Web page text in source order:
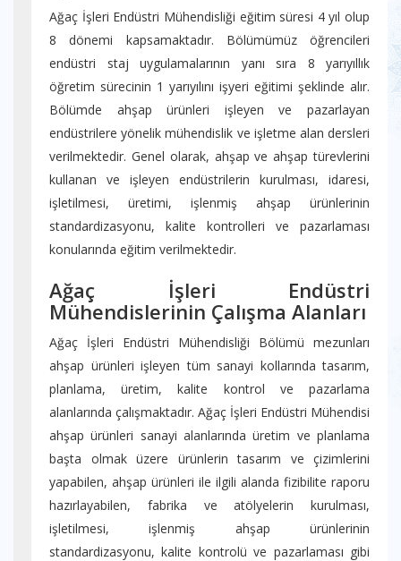
Ağaç İşleri Endüstri Mühendisliği eğitim süresi 4 yıl olup
8 dönemi kapsamaktadır. Bölümümüz öğrencileri
endüstri staj uygulamalarının yanı sıra 8 yarıyıllık
öğretim sürecinin 1 yarıyılını işyeri eğitimi şeklinde alır.
Bölümde ahşap ürünleri işleyen ve pazarlayan
endüstrilere yönelik mühendislik ve işletme alan dersleri
verilmektedir. Genel olarak, ahşap ve ahşap türevlerini
kullanan ve işleyen endüstrilerin kurulması, idaresi,
işletilmesi, üretimi, işlenmiş ahşap ürünlerinin
standardizasyonu, kalite kontrolleri ve pazarlaması
konularında eğitim verilmektedir.
Ağaç İşleri Endüstri
Mühendislerinin Çalışma Alanları
Ağaç İşleri Endüstri Mühendisliği Bölümü mezunları
ahşap ürünleri işleyen tüm sanayi kollarında tasarım,
planlama, üretim, kalite kontrol ve pazarlama
alanlarında çalışmaktadır. Ağaç İşleri Endüstri Mühendisi
ahşap ürünleri sanayi alanlarında üretim ve planlama
başta olmak üzere ürünlerin tasarım ve çizimlerini
yapabilen, ahşap ürünleri ile ilgili alanda fizibilite raporu
hazırlayabilen, fabrika ve atölyelerin kurulması,
işletilmesi, işlenmiş ahşap ürünlerinin
standardizasyonu, kalite kontrolü ve pazarlaması gibi